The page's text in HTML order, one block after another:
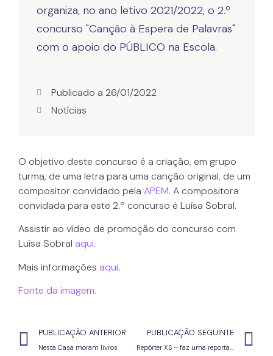
organiza, no ano letivo 2021/2022, o 2.º
concurso "Canção à Espera de Palavras"
com o apoio do PÚBLICO na Escola.
Publicado a 26/01/2022
Notícias
O objetivo deste concurso é a criação, em grupo
turma, de uma letra para uma canção original, de um
compositor convidado pela APEM. A compositora
convidada para este 2.º concurso é Luísa Sobral.
Assistir ao vídeo de promoção do concurso com
Luísa Sobral aqui.
Mais informações aqui.
Fonte da imagem.
PUBLICAÇÃO ANTERIOR
Nesta Casa moram livros
PUBLICAÇÃO SEGUINTE